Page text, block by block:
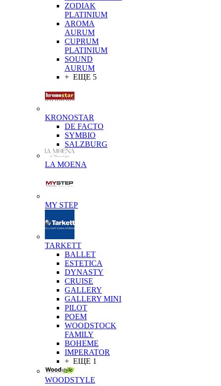
ZODIAK
PLATINIUM
AROMA
AURUM
CUPRUM
PLATINIUM
SOUND
AURUM
+ ЕЩЕ 5
KRONOSTAR
DE FACTO
SYMBIO
SALZBURG
LA MOENA
MY STEP
TARKETT
BALLET
ESTETICA
DYNASTY
CRUISE
GALLERY
GALLERY MINI
PILOT
POEM
WOODSTOCK
FAMILY
BOHEME
IMPERATOR
+ ЕЩЕ 1
WOODSTYLE